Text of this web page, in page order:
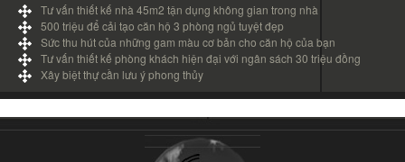
Tư vấn thiết kế nhà 45m2 tận dụng không gian trong nhà
500 triệu để cải tạo căn hộ 3 phòng ngủ tuyệt đẹp
Sức thu hút của những gam màu cơ bản cho căn hộ của bạn
Tư vấn thiết kế phòng khách hiện đại với ngân sách 30 triệu đồng
Xây biệt thự cần lưu ý phong thủy